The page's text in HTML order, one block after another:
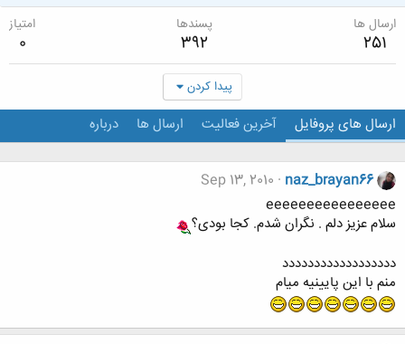
ارسال ها
251
پسندها
392
امتیاز
0
پیدا کردن
ارسال های پروفایل آخرین فعالیت ارسال ها درباره
naz_brayan66
Sep 13, 2010
eeeeeeeeeeeeeeee
سلام عزیز دلم . نگران شدم. کجا بودی؟
دددددددددددددددددد
منم با این پایینیه میام